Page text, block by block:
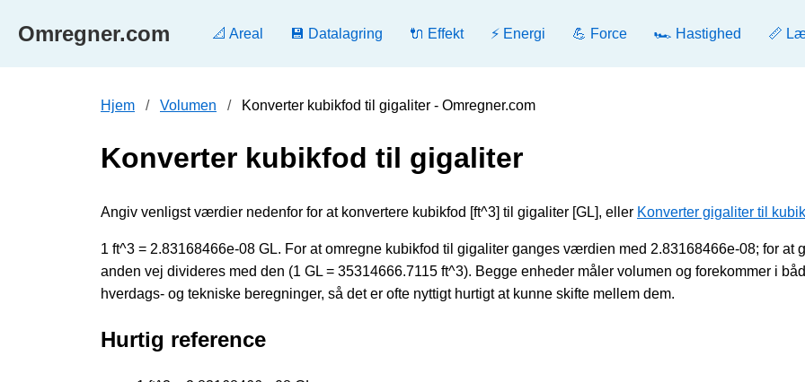
Omregner.com 📐 Areal 💾 Datalagring 🔌 Effekt ⚡ Energi 💪 Force 🏎️ Hastighed 📏
Hjem Volumen Konverter kubikfod til gigaliter - Omregner.com
Konverter kubikfod til gigaliter
Angiv venligst værdier nedenfor for at konvertere kubikfod [ft^3] til gigaliter [GL], eller Konverter gigaliter til
1 ft^3 = 2.83168466e-08 GL. For at omregne kubikfod til gigaliter ganges værdien med 2.83168466e-08; for at
anden vej divideres med den (1 GL = 35314666.7115 ft^3). Begge enheder måler volumen og forekommer i
hverdags- og tekniske beregninger, så det er ofte nyttigt hurtigt at kunne skifte mellem dem.
Hurtig reference